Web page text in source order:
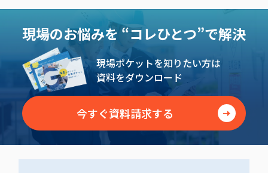
現場のお悩みを “コレひとつ”で解決
現場ポケットを知りたい方は
資料をダウンロード
今すぐ資料請求する